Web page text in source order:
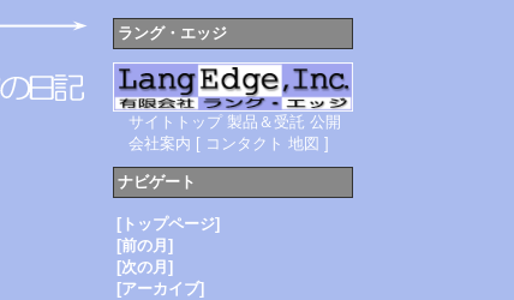
ラング・エッジ
サイトトップ 製品＆受託 公開
会社案内 [ コンタクト 地図 ]
ナビゲート
[トップページ]
[前の月]
[次の月]
[アーカイブ]